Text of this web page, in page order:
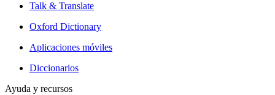
Talk & Translate
Oxford Dictionary
Aplicaciones móviles
Diccionarios
Ayuda y recursos